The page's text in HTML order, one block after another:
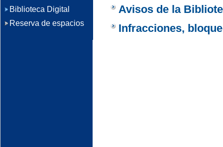
Avisos de la
Infracciones,
Biblioteca Digital
Reserva de espacios